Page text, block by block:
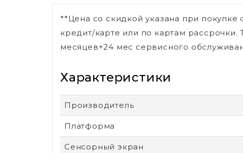
**Цена со скидкой указана при
кредит/карте или по картам рассрочки.
месяцев+24 мес сервисного
Характеристики
Производитель
Платформа
Сенсорный экран